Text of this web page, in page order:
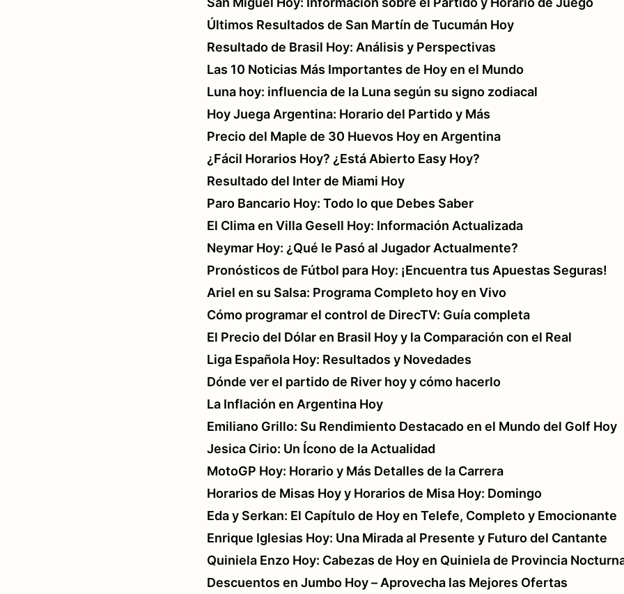
Últimos Resultados de San Martín de Tucumán Hoy
Resultado de Brasil Hoy: Análisis y Perspectivas
Las 10 Noticias Más Importantes de Hoy en el Mundo
Luna hoy: influencia de la Luna según su signo zodiacal
Hoy Juega Argentina: Horario del Partido y Más
Precio del Maple de 30 Huevos Hoy en Argentina
¿Fácil Horarios Hoy? ¿Está Abierto Easy Hoy?
Resultado del Inter de Miami Hoy
Paro Bancario Hoy: Todo lo que Debes Saber
El Clima en Villa Gesell Hoy: Información Actualizada
Neymar Hoy: ¿Qué le Pasó al Jugador Actualmente?
Pronósticos de Fútbol para Hoy: ¡Encuentra tus Apuestas Seguras!
Ariel en su Salsa: Programa Completo hoy en Vivo
Cómo programar el control de DirecTV: Guía completa
El Precio del Dólar en Brasil Hoy y la Comparación con el Real
Liga Española Hoy: Resultados y Novedades
Dónde ver el partido de River hoy y cómo hacerlo
La Inflación en Argentina Hoy
Emiliano Grillo: Su Rendimiento Destacado en el Mundo del Golf Hoy
Jesica Cirio: Un Ícono de la Actualidad
MotoGP Hoy: Horario y Más Detalles de la Carrera
Horarios de Misas Hoy y Horarios de Misa Hoy: Domingo
Eda y Serkan: El Capítulo de Hoy en Telefe, Completo y Emocionante
Enrique Iglesias Hoy: Una Mirada al Presente y Futuro del Cantante
Quiniela Enzo Hoy: Cabezas de Hoy en Quiniela de Provincia
Descuentos en Jumbo Hoy – Aprovecha las Mejores Ofertas